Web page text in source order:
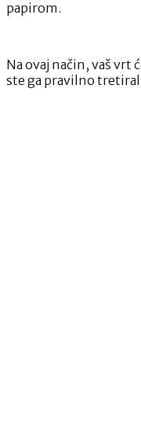
papirom.
Na ovaj način, vaš vrt
ste ga pravilno